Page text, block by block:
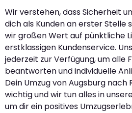
Wir verstehen, dass Sicherheit
dich als Kunden an erster Stelle
wir großen Wert auf pünktliche
erstklassigen Kundenservice.
jederzeit zur Verfügung, um alle
beantworten und individuelle
Dein Umzug von Augsburg nach
wichtig und wir tun alles in
um dir ein positives